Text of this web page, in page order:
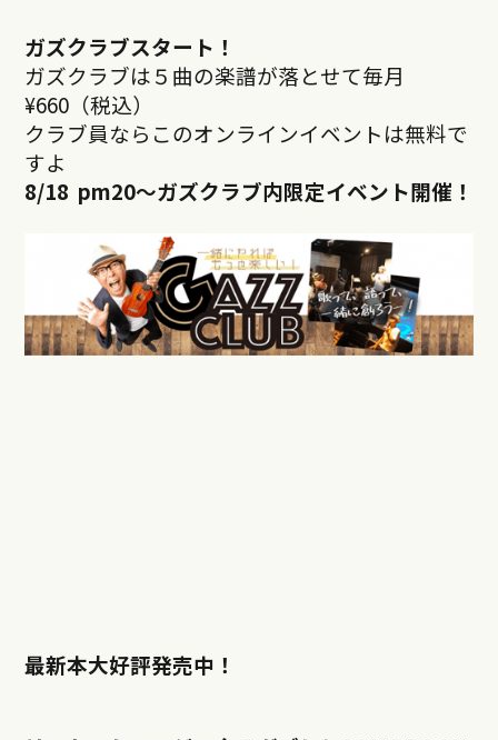
ガズクラブスタート！
ガズクラブは５曲の楽譜が落とせて毎月
¥660（税込）
クラブ員ならこのオンラインイベントは無料で
すよ
8/18 pm20～ガズクラブ内限定イベント開催！
最新本大好評発売中！